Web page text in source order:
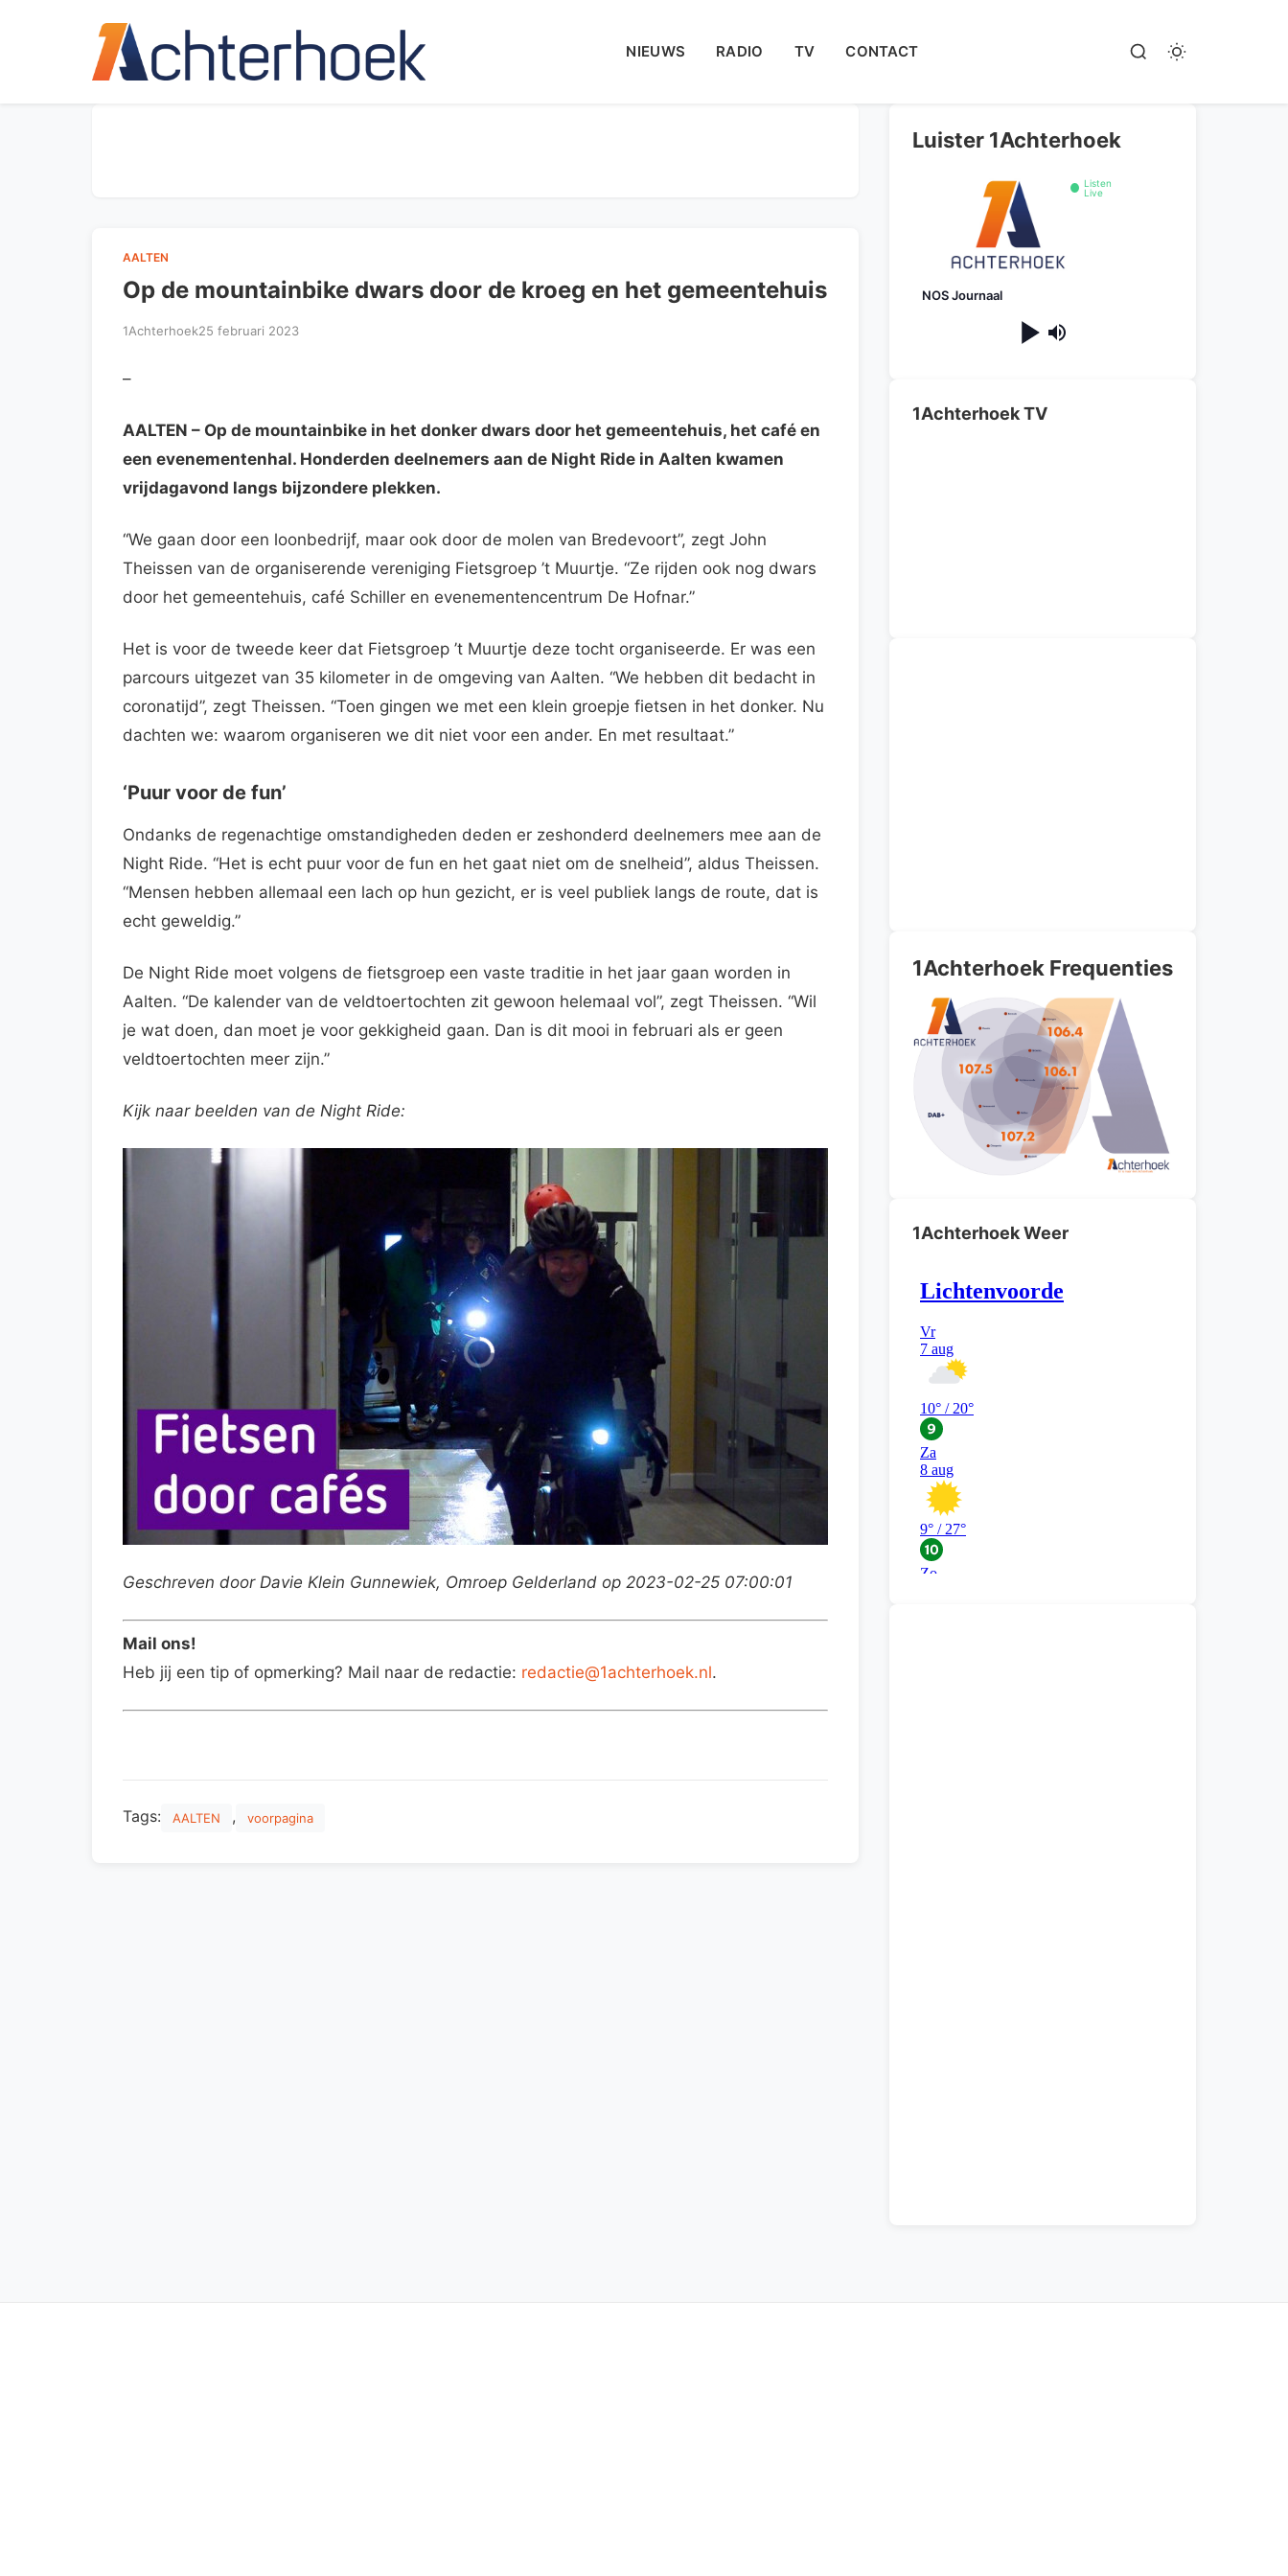
NIEUWS RADIO TV CONTACT
AALTEN
Op de mountainbike dwars door de kroeg en het gemeentehuis
1Achterhoek25 februari 2023
–
AALTEN – Op de mountainbike in het donker dwars door het gemeentehuis, het café en
een evenementenhal. Honderden deelnemers aan de Night Ride in Aalten kwamen
vrijdagavond langs bijzondere plekken.
“We gaan door een loonbedrijf, maar ook door de molen van Bredevoort”, zegt John
Theissen van de organiserende vereniging Fietsgroep ’t Muurtje. “Ze rijden ook nog dwars
door het gemeentehuis, café Schiller en evenementencentrum De Hofnar.”
Het is voor de tweede keer dat Fietsgroep ’t Muurtje deze tocht organiseerde. Er was een
parcours uitgezet van 35 kilometer in de omgeving van Aalten. “We hebben dit bedacht in
coronatijd”, zegt Theissen. “Toen gingen we met een klein groepje fietsen in het donker. Nu
dachten we: waarom organiseren we dit niet voor een ander. En met resultaat.”
‘Puur voor de fun’
Ondanks de regenachtige omstandigheden deden er zeshonderd deelnemers mee aan de
Night Ride. “Het is echt puur voor de fun en het gaat niet om de snelheid”, aldus Theissen.
“Mensen hebben allemaal een lach op hun gezicht, er is veel publiek langs de route, dat is
echt geweldig.”
De Night Ride moet volgens de fietsgroep een vaste traditie in het jaar gaan worden in
Aalten. “De kalender van de veldtoertochten zit gewoon helemaal vol”, zegt Theissen. “Wil
je wat doen, dan moet je voor gekkigheid gaan. Dan is dit mooi in februari als er geen
veldtoertochten meer zijn.”
Kijk naar beelden van de Night Ride:
Geschreven door Davie Klein Gunnewiek, Omroep Gelderland op 2023-02-25 07:00:01
Mail ons!
Heb jij een tip of opmerking? Mail naar de redactie: redactie@1achterhoek.nl.
Tags: AALTEN , voorpagina
Luister 1Achterhoek
Listen
Live
NOS Journaal
1Achterhoek TV
1Achterhoek Frequenties
1Achterhoek Weer